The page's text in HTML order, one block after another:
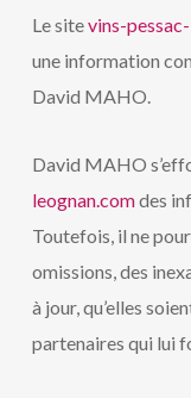
Le sitevins-
une information
David MAHO.
David MAHO
leognan.comdes
Toutefois, il ne
omissions, des
à jour, qu’elles
partenaires qui lui